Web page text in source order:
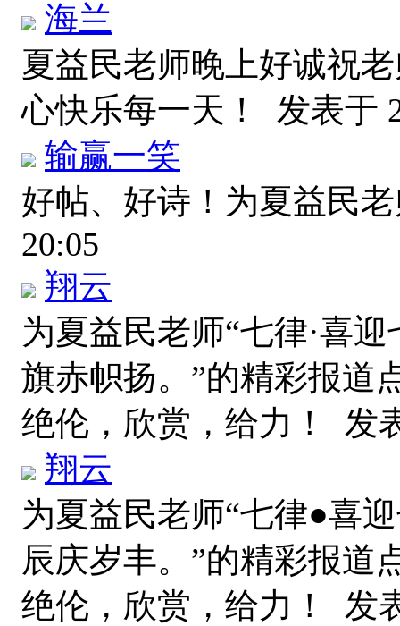
海兰
夏益民老师晚上好诚祝
心快乐每一天！ 发表于
输赢一笑
好帖、好诗！为夏益民
20:05
翔云
为夏益民老师“七律·喜
旗赤帜扬。”的精彩报道
绝伦，欣赏，给力！ 发
翔云
为夏益民老师“七律●喜
辰庆岁丰。”的精彩报道
绝伦，欣赏，给力！ 发